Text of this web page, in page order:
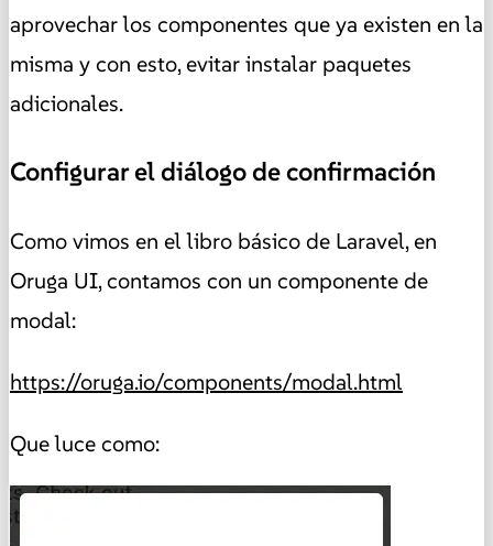
aprovechar los componentes que ya existen en la
misma y con esto, evitar instalar paquetes
adicionales.
Configurar el diálogo de confirmación
Como vimos en el libro básico de Laravel, en
Oruga UI, contamos con un componente de
modal:
https://oruga.io/components/modal.html
Que luce como: